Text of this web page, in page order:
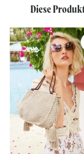
Diese